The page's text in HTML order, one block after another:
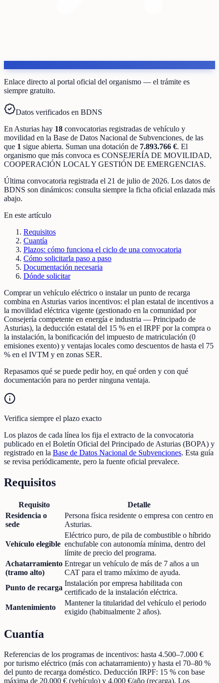
Enlace directo al portal oficial del organismo — el trámite es
siempre gratuito.
Datos verificados en BDNS
En Asturias hay 18 convocatorias registradas de vehículo y
movilidad en la Base de Datos Nacional de Subvenciones, de las
que 1 sigue abierta. Suman una dotación de 7.893.766 €. El
organismo que más convoca es CONSEJERÍA DE MOVILIDAD,
COOPERACIÓN LOCAL Y GESTIÓN DE EMERGENCIAS.
Última convocatoria registrada el 21 de julio de 2026. Los datos de
BDNS son dinámicos: consulta siempre la ficha oficial enlazada más
abajo.
En este artículo
Requisitos
Cuantía
Plazos: cómo funciona el ciclo de una convocatoria
Cómo solicitarla paso a paso
Documentación necesaria
Dónde solicitar
Comprar un vehículo eléctrico o instalar un punto de recarga
combina en Asturias varios incentivos: el plan estatal de incentivos a
la movilidad eléctrica vigente (gestionado en la comunidad por
Consejería competente en energía e industria — Principado de
Asturias), la deducción estatal del 15 % en el IRPF por la compra o
la instalación, la bonificación del impuesto de matriculación (0
emisiones exento) y ventajas locales como descuentos de hasta el 75
% en el IVTM y en zonas SER.
Repasamos qué se puede pedir hoy, en qué orden y con qué
documentación para no perder ninguna ventaja.
Verifica siempre el plazo exacto
Los plazos de cada línea los fija el extracto de la convocatoria
publicado en el Boletín Oficial del Principado de Asturias (BOPA) y
registrado en la Base de Datos Nacional de Subvenciones. Esta guía
se revisa periódicamente, pero la fuente oficial prevalece.
Requisitos
Requisito
Detalle
Residencia o
sede
Persona física residente o empresa con centro en
Asturias.
Vehículo elegible
Eléctrico puro, de pila de combustible o híbrido
enchufable con autonomía mínima, dentro del
límite de precio del programa.
Achatarramiento
(tramo alto)
Entregar un vehículo de más de 7 años a un
CAT para el tramo máximo de ayuda.
Punto de recarga
Instalación por empresa habilitada con
certificado de la instalación eléctrica.
Mantenimiento
Mantener la titularidad del vehículo el periodo
exigido (habitualmente 2 años).
Cuantía
Referencias de los programas de incentivos: hasta 4.500–7.000 €
por turismo eléctrico (más con achatarramiento) y hasta el 70–80 %
del punto de recarga doméstico. Deducción IRPF: 15 % con base
máxima de 20.000 € (vehículo) y 4.000 €/año (recarga). Los